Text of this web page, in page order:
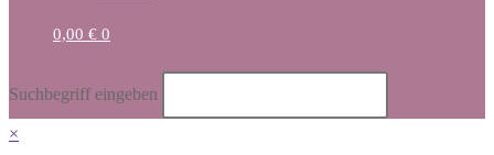
0,00 € 0
Diese
Website
durchsuchen
Suchbegriff eingeben
×